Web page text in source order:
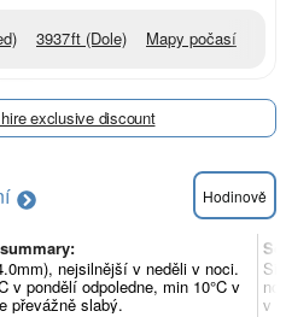
3937ft (Dole) Mapy počasí
exclusive discount
Hodinově
nejsilnější v neděli v noci.
v pondělí odpoledne, min 10°C v
převážně slabý. v